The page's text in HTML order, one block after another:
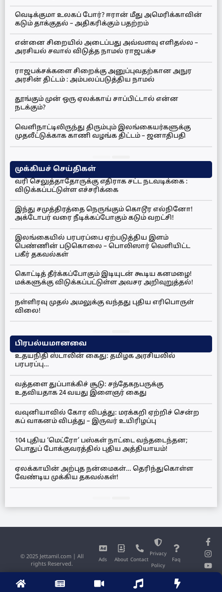
வெடிக்குமா உலகப் போர்? ஈரான் மீது அமெரிக்காவின்
கடும் தாக்குதல் – அதிகரிக்கும் பதற்றம்
என்னை சிறையில் அடைப்பது அவ்வளவு எளிதல்ல –
அரசியல் சவால் விடுத்த நாமல் ராஜபக்ச
ராஜபக்சக்களை சிறைக்கு அனுப்புவதற்கான அநுர
அரசின் திட்டம் : அம்பலப்படுத்திய நாமல்
தூங்கும் முன் ஒரு ஏலக்காய் சாப்பிட்டால் என்ன
நடக்கும்?
வெளிநாட்டிலிருந்து திரும்பும் இலங்கையர்களுக்கு
முதலீட்டுக்காக காணி வழங்க திட்டம் – ஜனாதிபதி
முக்கியச் செய்திகள்
வரி செலுத்தாதோருக்கு எதிராக சட்ட நடவடிக்கை :
விடுக்கப்பட்டுள்ள எச்சரிக்கை
இந்து சமுத்திரத்தை நெருங்கும் கொடூர எல்நினோ!
அக்டோபர் வரை நீடிக்கப்போகும் கடும் வறட்சி!
இலங்கையில் பரபரப்பை ஏற்படுத்திய இளம்
பெண்ணின் படுகொலை – பொலிஸார் வெளியிட்ட
பகீர் தகவல்கள்
கொட்டித் தீர்க்கப்போகும் இடியுடன் கூடிய கனமழை!
மக்களுக்கு விடுக்கப்பட்டுள்ள அவசர அறிவுறுத்தல்!
நள்ளிரவு முதல் அமலுக்கு வந்தது புதிய எரிபொருள்
விலை!
பிரபல்யமானவை
உதயநிதி ஸ்டாலின் கைது: தமிழக அரசியலில்
பரபரப்பு…
வத்தளை துப்பாக்கிச் சூடு: சந்தேகநபருக்கு
உதவியதாக 24 வயது இளைஞர் கைது
வவுனியாவில் கோர விபத்து: மரக்கறி ஏற்றிச் சென்ற
கப் வாகனம் விபத்து – இருவர் உயிரிழப்பு
104 புதிய ‘மெட்ரோ’ பஸ்கள் நாட்டை வந்தடைந்தன;
பொதுப் போக்குவரத்தில் புதிய அத்தியாயம்!
ஏலக்காயின் அற்புத நன்மைகள்… தெரிந்துகொள்ள
வேண்டிய முக்கிய தகவல்கள்!
Ads About Contact
Privacy
Policy
Faq
© 2025 Jettamil.com | All
rights Reserved.